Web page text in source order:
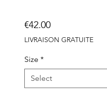
€42.00Price
LIVRAISON GRATUITE
Size *
Select